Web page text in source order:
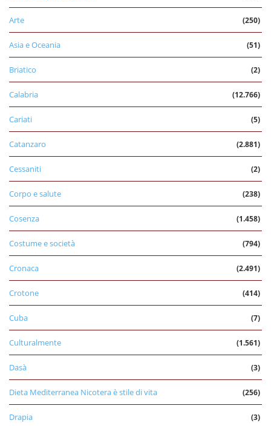
Arte (250)
Asia e Oceania (51)
Briatico (2)
Calabria (12.766)
Cariati (5)
Catanzaro (2.881)
Cessaniti (2)
Corpo e salute (238)
Cosenza (1.458)
Costume e società (794)
Cronaca (2.491)
Crotone (414)
Cuba (7)
Culturalmente (1.561)
Dasà (3)
Dieta Mediterranea Nicotera è stile di vita (256)
Drapia (3)